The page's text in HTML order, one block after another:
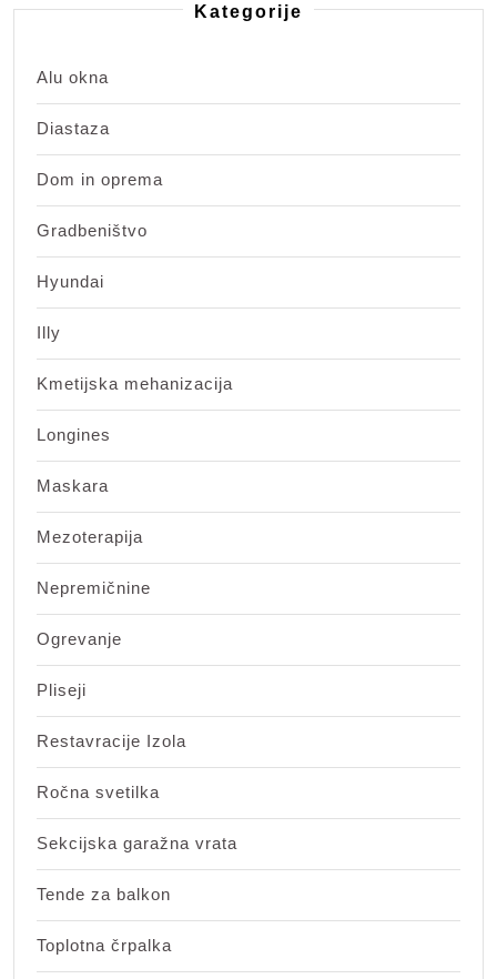
Kategorije
Alu okna
Diastaza
Dom in oprema
Gradbeništvo
Hyundai
Illy
Kmetijska mehanizacija
Longines
Maskara
Mezoterapija
Nepremičnine
Ogrevanje
Pliseji
Restavracije Izola
Ročna svetilka
Sekcijska garažna vrata
Tende za balkon
Toplotna črpalka